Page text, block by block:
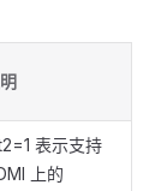
表示支持
上的